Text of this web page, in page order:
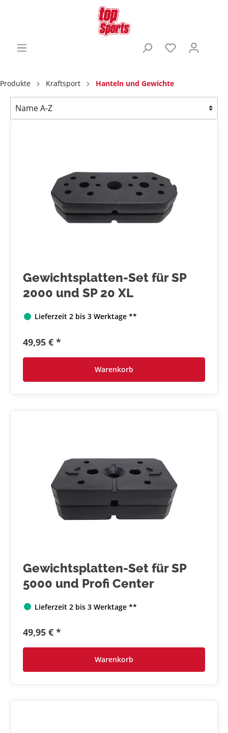
Produkte Kraftsport Hanteln und Gewichte
Gewichtsplatten-Set für SP
2000 und SP 20 XL
Lieferzeit 2 bis 3 Werktage **
49,95 € *
Warenkorb
Gewichtsplatten-Set für SP
5000 und Profi Center
Lieferzeit 2 bis 3 Werktage **
49,95 € *
Warenkorb